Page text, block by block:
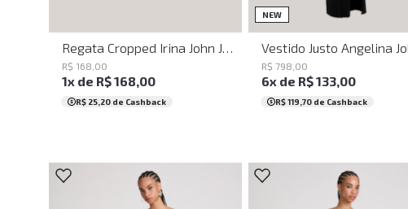
R$ 168 00
1x de R$168,00
R$ 25,20 de Cashback
NEW P M G
R$ 798 00
6x de R$133,00
R$ 119,70de Cashback